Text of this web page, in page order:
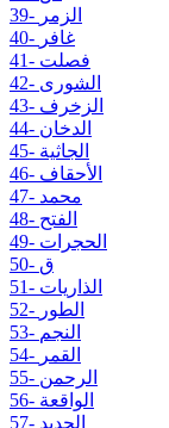
39- الزمر
40- غافر
41- فصلت
42- الشورى
43- الزخرف
44- الدخان
45- الجاثية
46- الأحقاف
47- محمد
48- الفتح
49- الحجرات
50- ق
51- الذاريات
52- الطور
53- النجم
54- القمر
55- الرحمن
56- الواقعة
57- الحديد